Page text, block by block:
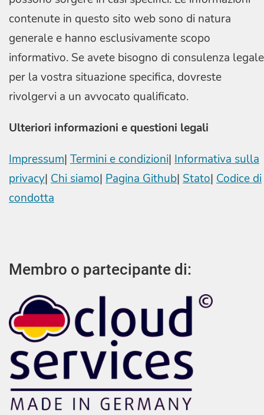
contenute in questo sito web sono di natura
generale e hanno esclusivamente scopo
informativo. Se avete bisogno di consulenza legale
per la vostra situazione specifica, dovreste
rivolgervi a un avvocato qualificato.
Ulteriori informazioni e questioni legali
Impressum| Termini e condizioni| Informativa sulla
privacy| Chi siamo| Pagina Github| Stato| Codice di
condotta
Membro o partecipante di: